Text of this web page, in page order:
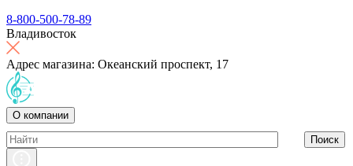
8-800-500-78-89
Владивосток
Адрес магазина: Океанский проспект, 17
О компании
Поиск